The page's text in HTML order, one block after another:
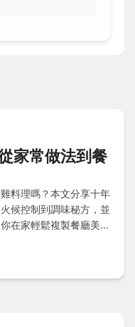
家常做法到餐
料理嗎？本文分享十年
候控制到調味秘方，並
在家輕鬆複製餐廳美